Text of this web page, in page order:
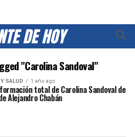
"Carolina Sandoval"
SALUD 1 año ago
total de Carolina Sandoval de
Alejandro Chabán